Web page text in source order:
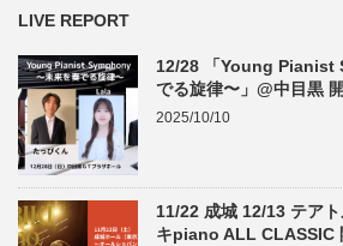
LIVE REPORT
12/28 「Young Pianist
でる旋律〜」@中目黒
2025/10/10
11/22 成城 12/13 テア
キpiano ALL CLASSIC